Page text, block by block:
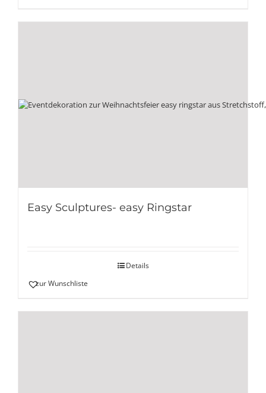
Easy Sculptures- easy Ringstar
Details
zur Wunschliste